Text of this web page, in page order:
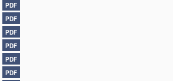
PDF
PDF
PDF
PDF
PDF
PDF